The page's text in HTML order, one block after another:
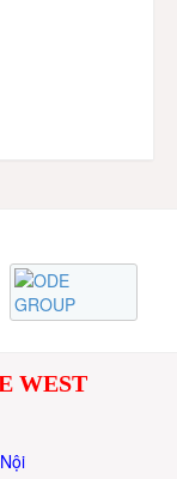
WEST